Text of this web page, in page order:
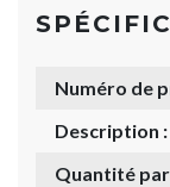
Numéro de
Description :
Quantité